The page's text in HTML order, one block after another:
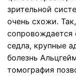
зрительной
очень схожи.
сопровождается
седла, крупные
болезнь
томография